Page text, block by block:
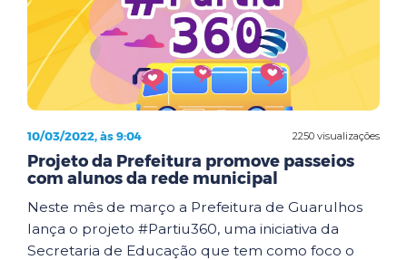
2250 visualizações
10/03/2022, às 9:04
Projeto da Prefeitura promove passeios
com alunos da rede municipal
Neste mês de março a Prefeitura de Guarulhos
lança o projeto #Partiu360, uma iniciativa da
Secretaria de Educação que tem como foco o